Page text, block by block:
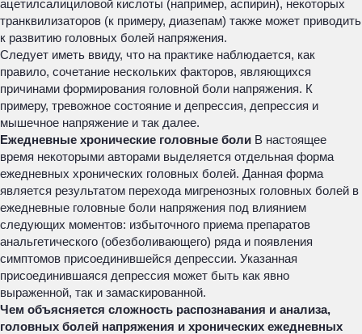
ацетилсалициловой кислоты (например, аспирин), некоторых
транквилизаторов (к примеру, диазепам) также может приводить
к развитию головных болей напряжения.
Следует иметь ввиду, что на практике наблюдается, как
правило, сочетание нескольких факторов, являющихся
причинами формирования головной боли напряжения. К
примеру, тревожное состояние и депрессия, депрессия и
мышечное напряжение и так далее.
Ежедневные хронические головные боли В настоящее
время некоторыми авторами выделяется отдельная форма
ежедневных хронических головных болей. Данная форма
является результатом перехода мигренозных головных болей в
ежедневные головные боли напряжения под влиянием
следующих моментов: избыточного приема препаратов
анальгетического (обезболивающего) ряда и появления
симптомов присоединившейся депрессии. Указанная
присоединившаяся депрессия может быть как явно
выраженной, так и замаскированной.
Чем объясняется сложность распознавания и анализа,
головных болей напряжения и хронических ежедневных